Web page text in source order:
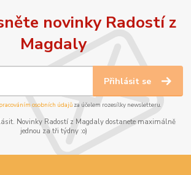
novinky Radostí z
Magdaly
Přihlásit se
osobních údajůza účelem rozesílky newsletteru.
Novinky Radostí z Magdaly dostanete maximálně
jednou za tři týdny :o)